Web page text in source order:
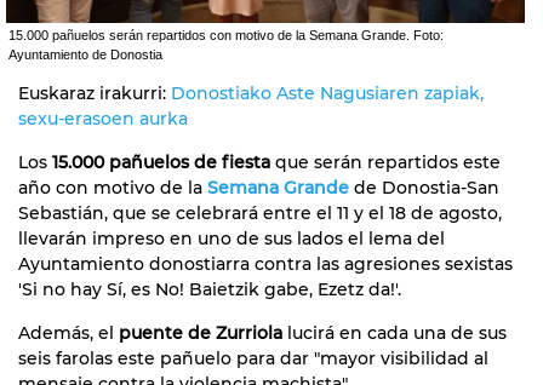
15.000 pañuelos serán repartidos con motivo de la Semana Grande. Foto:
Ayuntamiento de Donostia
Euskaraz irakurri: Donostiako Aste Nagusiaren zapiak,
sexu-erasoen aurka
Los 15.000 pañuelos de fiesta que serán repartidos este
año con motivo de la Semana Grande de Donostia-San
Sebastián, que se celebrará entre el 11 y el 18 de agosto,
llevarán impreso en uno de sus lados el lema del
Ayuntamiento donostiarra contra las agresiones sexistas
'Si no hay Sí, es No! Baietzik gabe, Ezetz da!'.
Además, el puente de Zurriola lucirá en cada una de sus
seis farolas este pañuelo para dar "mayor visibilidad al